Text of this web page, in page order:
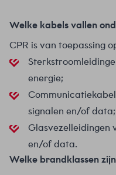
Welke kabels vallen
CPR is van toepassing
energie;
signalen en/of data;
Glasvezelleidingen
en/of data.
Welke brandklassen